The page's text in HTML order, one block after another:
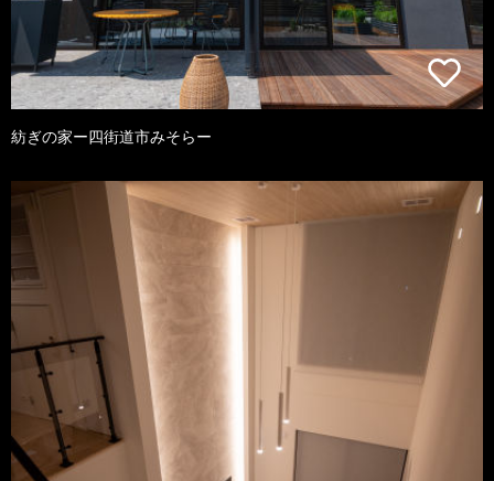
紡ぎの家ー四街道市みそらー